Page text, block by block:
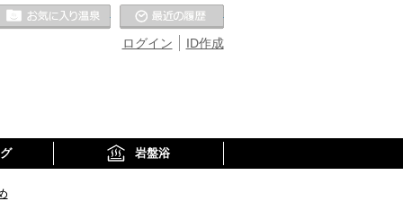
ID作成
ログイン
お気に入りの温泉
岩盤浴